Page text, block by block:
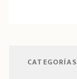
CATEGORÍAS